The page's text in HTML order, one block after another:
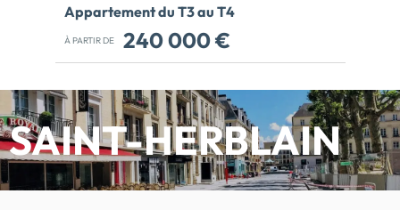
Appartement du T3 au T4
À PARTIR DE 240 000 €
Résidence livrée ! CBI vous ouvre les portes
de la Lozère à Saint-Herblain (44).
Découvrez nos 43 appartements
modernes et spacieux du T2 au T4 et leurs
atouts : - Des balcons et terrasses
permettant de profiter du soleil - Certains
SAINT-HERBLAIN